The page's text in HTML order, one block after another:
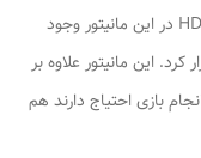
شما مفید خواهد بود. یک عدد درگاه ارتباطی HDMI در این مانیتور وجود
این مانیتور علاوه بر
بازی احتیاج دارند هم